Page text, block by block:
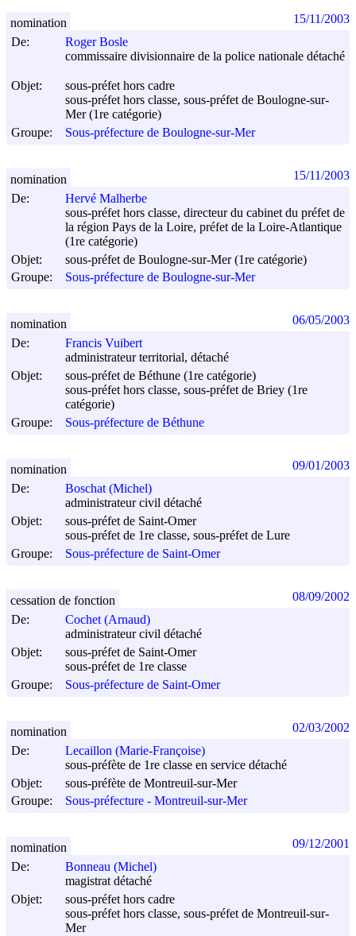
De:
Roger Bosle
commissaire divisionnaire de la police nationale détaché
Objet:
sous-préfet hors cadre
sous-préfet hors classe, sous-préfet de Boulogne-sur-
Mer (1re catégorie)
Groupe:
Sous-préfecture de Boulogne-sur-Mer
nomination 15/11/2003
De:
Hervé Malherbe
sous-préfet hors classe, directeur du cabinet du préfet de
la région Pays de la Loire, préfet de la Loire-Atlantique
(1re catégorie)
Objet:
sous-préfet de Boulogne-sur-Mer (1re catégorie)
Groupe:
Sous-préfecture de Boulogne-sur-Mer
nomination 15/11/2003
De:
Francis Vuibert
administrateur territorial, détaché
Objet:
sous-préfet de Béthune (1re catégorie)
sous-préfet hors classe, sous-préfet de Briey (1re
catégorie)
Groupe:
Sous-préfecture de Béthune
nomination 06/05/2003
De:
Boschat (Michel)
administrateur civil détaché
Objet:
sous-préfet de Saint-Omer
sous-préfet de 1re classe, sous-préfet de Lure
Groupe:
Sous-préfecture de Saint-Omer
nomination 09/01/2003
De:
Cochet (Arnaud)
administrateur civil détaché
Objet:
sous-préfet de Saint-Omer
sous-préfet de 1re classe
Groupe:
Sous-préfecture de Saint-Omer
cessation de fonction 08/09/2002
De:
Lecaillon (Marie-Françoise)
sous-préfète de 1re classe en service détaché
Objet:
sous-préfète de Montreuil-sur-Mer
Groupe:
Sous-préfecture - Montreuil-sur-Mer
nomination 02/03/2002
De:
Bonneau (Michel)
magistrat détaché
Objet:
sous-préfet hors cadre
sous-préfet hors classe, sous-préfet de Montreuil-sur-
Mer
nomination 09/12/2001